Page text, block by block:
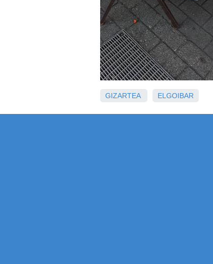
GIZARTEA ELGOIBAR